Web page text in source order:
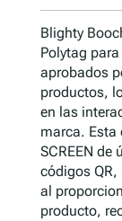
Blighty
Polytag
aprobados
productos,
en las
marca.
SCREEN
códigos
al
producto,